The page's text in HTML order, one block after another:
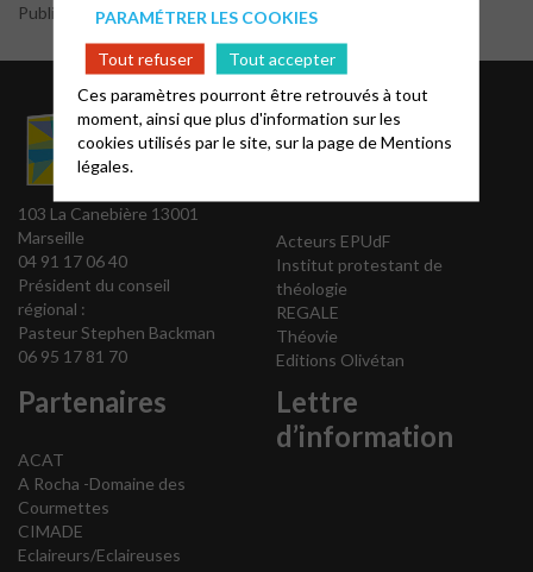
Publié par le webmaster
103 La Canebière 13001
Marseille
04 91 17 06 40
Président du conseil
régional :
Pasteur Stephen Backman
06 95 17 81 70
Liens utiles
pour la
Acteurs EPUdF
Institut protestant de
théologie
REGALE
Théovie
Editions Olivétan
Partenaires
ACAT
A Rocha -Domaine des
Courmettes
CIMADE
Eclaireurs/Eclaireuses
Lettre
d’information
PARAMÉTRER LES COOKIES
Tout refuser
Tout accepter
Ces paramètres pourront être retrouvés à tout
moment, ainsi que plus d'information sur les
cookies utilisés par le site, sur la page deMentions
légales.